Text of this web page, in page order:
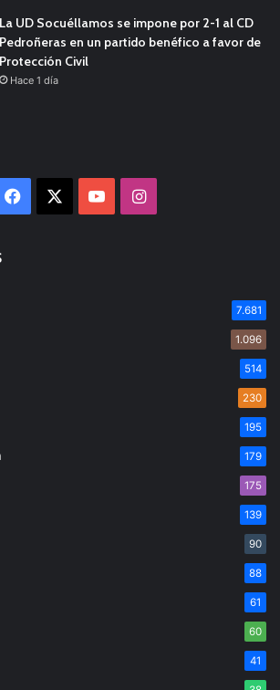
La UD Socuéllamos se impone por 2-1 al CD
Pedroñeras en un partido benéfico a favor de
Protección Civil
Hace 1 día
Facebook YouTubeInstagram
7.681
1.096
514
230
195
179
175
139
90
88
61
60
41